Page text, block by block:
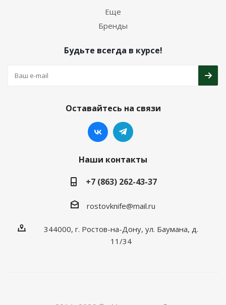
Еще
Бренды
Будьте всегда в курсе!
Оставайтесь на связи
Наши контакты
+7 (863) 262-43-37
rostovknife@mail.ru
344000, г. Ростов-на-Дону, ул. Баумана, д.
11/34